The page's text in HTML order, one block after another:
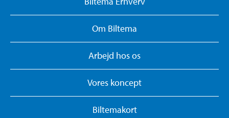
Om Biltema
Arbejd hos os
Vores koncept
Biltemakort